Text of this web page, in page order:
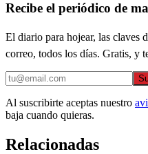
Recibe el periódico de
El diario para hojear, las claves
correo, todos los días. Gratis, y
Al suscribirte aceptas nuestro
baja cuando quieras.
Relacionadas